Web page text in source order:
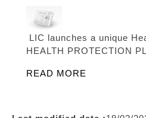
LIC launches a unique
HEALTH PROTECTION
READ MORE